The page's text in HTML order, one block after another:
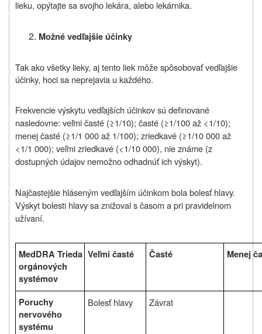
lieku, opýtajte sa svojho lekára, alebo lekárnika.
Možné vedľajšie účinky
Tak ako všetky lieky, aj tento liek môže spôsobovať vedľajšie
účinky, hoci sa neprejavia u každého.
Frekvencie výskytu vedľajších účinkov sú definované
nasledovne: veľmi časté (≥1/10); časté (≥1/100 až <1/10);
menej časté (≥1/1 000 až 1/100); zriedkavé (≥1/10 000 až
<1/1 000); veľmi zriedkavé (<1/10 000), nie známe (z
dostupných údajov nemožno odhadnúť ich výskyt).
Najčastejšie hláseným vedľajším účinkom bola bolesť hlavy.
Výskyt bolesti hlavy sa znižoval s časom a pri pravidelnom
užívaní.
MedDRA Trieda
orgánových
systémov
Veľmi časté Časté Menej
Poruchy
nervového
systému
Bolesť hlavy Závrat